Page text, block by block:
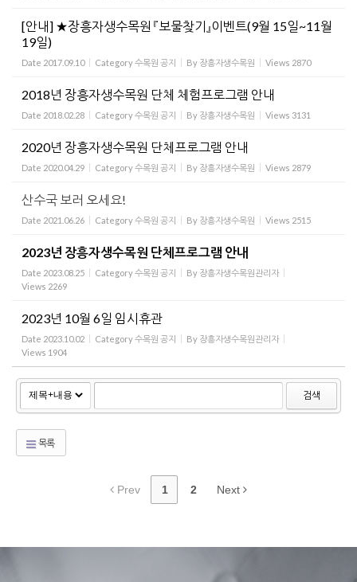
[안내] ★장흥자생수목원 『보물찾기』이벤트(9월 15일~11월
19일)
Date 2017.09.10 Category수목원 공지 By 장흥자생수목원 Views 2870
2018년 장흥자생수목원 단체 체험프로그램 안내
Date 2018.02.28 Category수목원 공지 By 장흥자생수목원 Views 3131
2020년 장흥자생수목원 단체프로그램 안내
Date 2020.04.29 Category수목원 공지 By 장흥자생수목원 Views 2879
산수국 보러 오세요!
Date 2021.06.26 Category수목원 공지 By 장흥자생수목원 Views 2515
2023년 장흥자생수목원 단체프로그램 안내
Date 2023.08.25 Category수목원 공지 By 장흥자생수목원관리자
Views 2269
2023년 10월 6일 임시휴관
Date 2023.10.02 Category수목원 공지 By 장흥자생수목원관리자
Views 1904
검색
목록
Prev 1 2 Next